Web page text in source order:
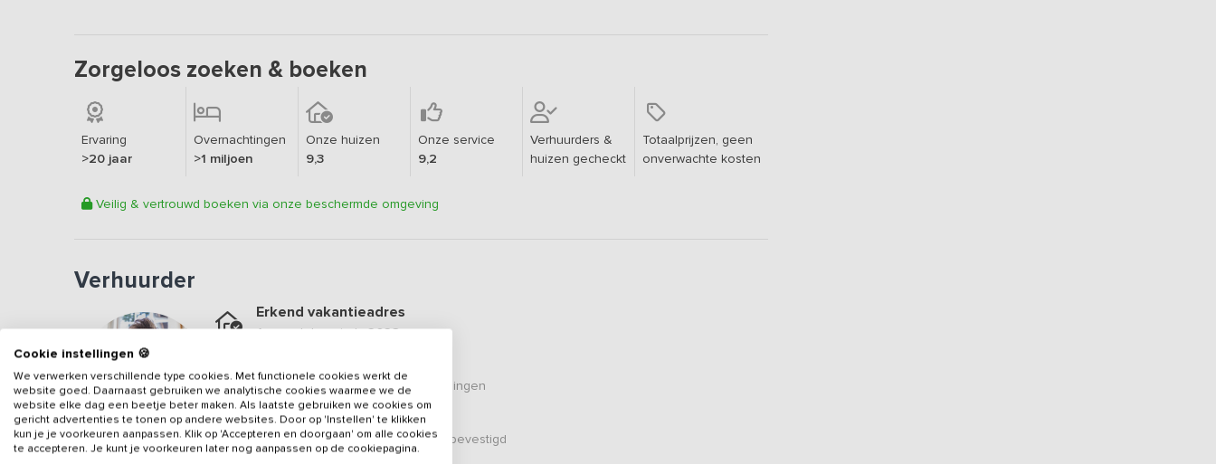
Zorgeloos zoeken & boeken
Ervaring
>20 jaar
Overnachtingen
>1 miljoen
Onze huizen
9,3
Onze service
9,2
Verhuurders &
huizen gecheckt
Totaalprijzen, geen
onverwachte kosten
Veilig & vertrouwd boeken via onze beschermde omgeving
Verhuurder
Erkend vakantieadres
Aangesloten sinds2023
Een9.6op basis van32 beoordelingen
Veilig & vertrouwd
Gegevens van de verhuurder zijn bevestigd
Cookie instellingen 🍪
We verwerken verschillende type cookies. Met functionele cookies werkt de
website goed. Daarnaast gebruiken we analytische cookies waarmee we de
website elke dag een beetje beter maken. Als laatste gebruiken we cookies om
gericht advertenties te tonen op andere websites. Door op 'Instellen' te klikken
kun je je voorkeuren aanpassen. Klik op 'Accepteren en doorgaan' om alle cookies
te accepteren. Je kunt je voorkeuren later nog aanpassen op de cookiepagina.